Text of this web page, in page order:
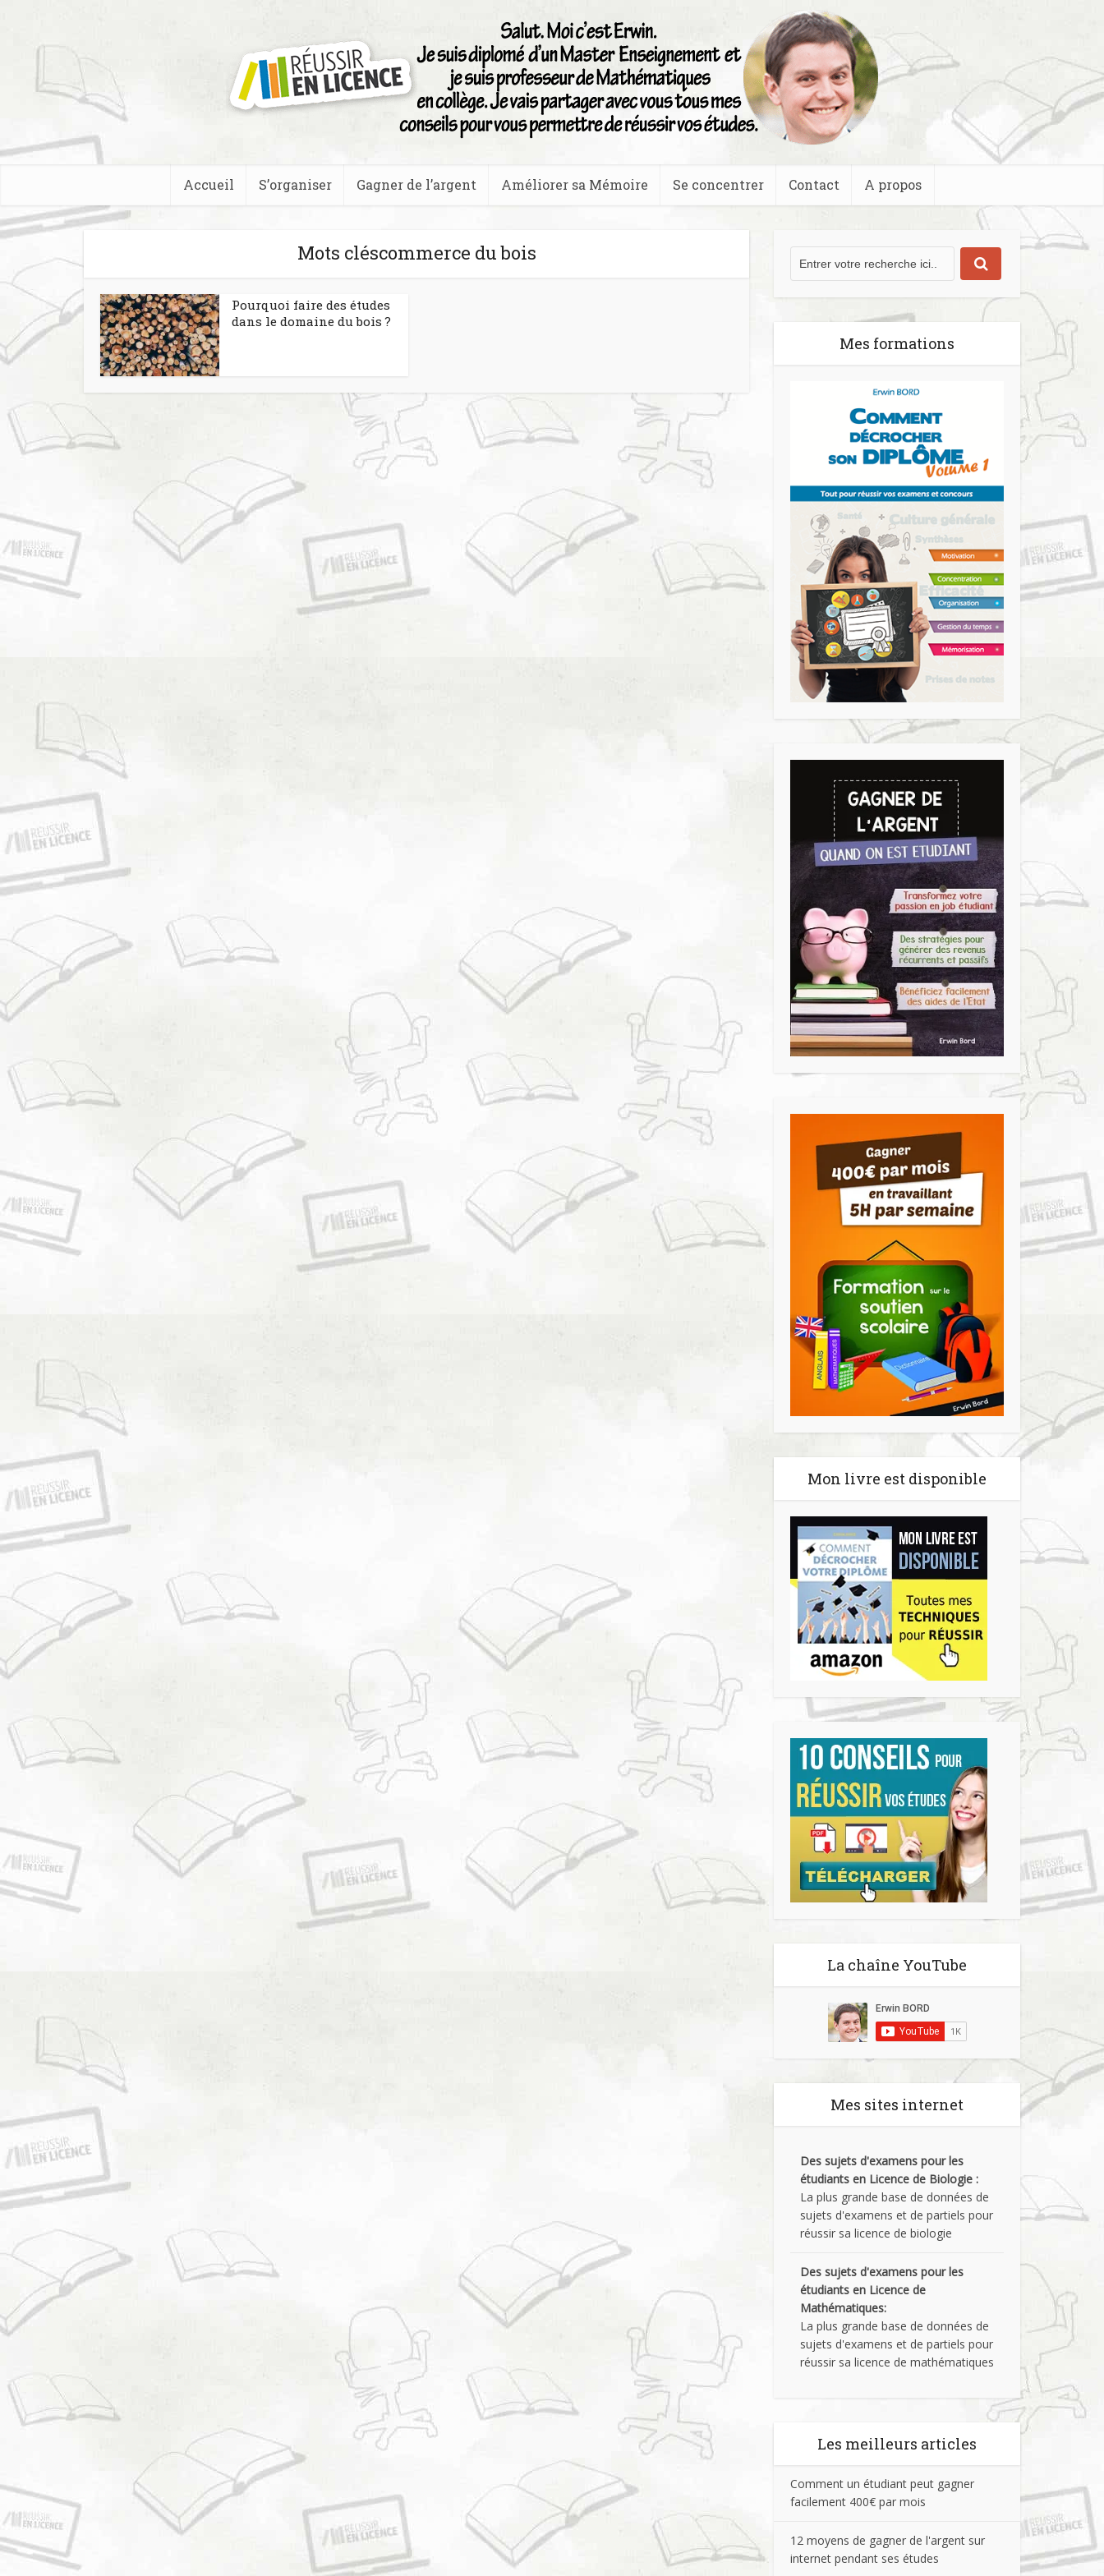
Accueil S’organiser Gagner de l’argent Améliorer sa Mémoire Se concentrer Contact A propos
Mots cléscommerce du bois
Pourquoi faire des études
dans le domaine du bois ?
Mes formations
Mon livre est disponible
La chaîne YouTube
Mes sites internet
Des sujets d'examens pour les
étudiants en Licence de Biologie :
La plus grande base de données de
sujets d'examens et de partiels pour
réussir sa licence de biologie
Des sujets d'examens pour les
étudiants en Licence de
Mathématiques:
La plus grande base de données de
sujets d'examens et de partiels pour
réussir sa licence de mathématiques
Les meilleurs articles
Comment un étudiant peut gagner
facilement 400€ par mois
12 moyens de gagner de l'argent sur
internet pendant ses études